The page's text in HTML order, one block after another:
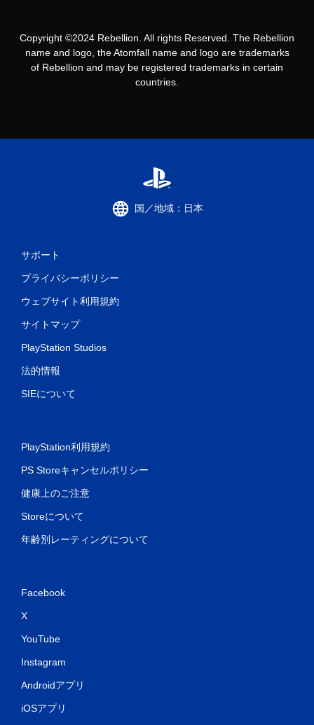
Copyright ©2024 Rebellion. All rights Reserved. The Rebellion
name and logo, the Atomfall name and logo are trademarks
of Rebellion and may be registered trademarks in certain
countries.
国／地域：日本
サポート
プライバシーポリシー
ウェブサイト利用規約
サイトマップ
PlayStation Studios
法的情報
SIEについて
PlayStation利用規約
PS Storeキャンセルポリシー
健康上のご注意
Storeについて
年齢別レーティングについて
Facebook
X
YouTube
Instagram
Androidアプリ
iOSアプリ